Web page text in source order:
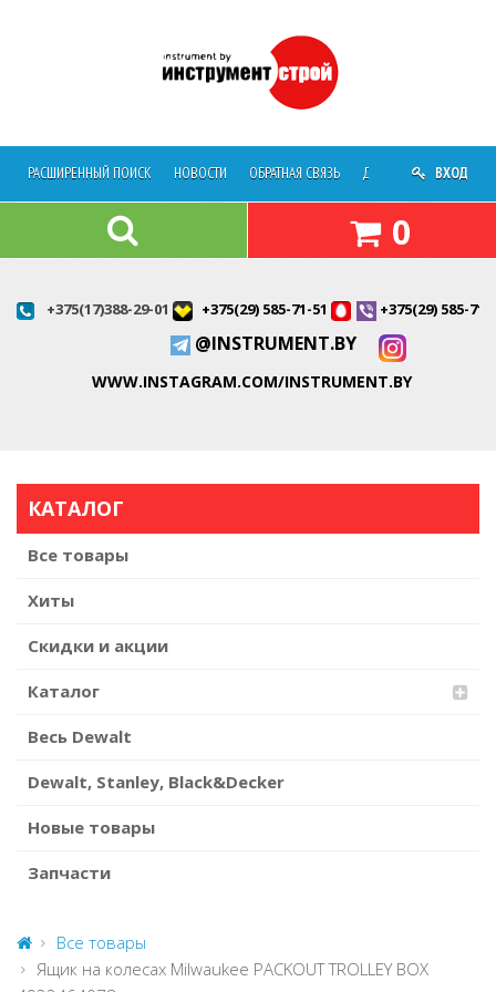
РАСШИРЕННЫЙ ПОИСК НОВОСТИ ОБРАТНАЯ СВЯЗЬ ДОСТАВКА О
ВХОД
0
+375(17)388-29-01 +375(29) 585-71-51 +375(29) 585-71-
@INSTRUMENT.BY
WWW.INSTAGRAM.COM/INSTRUMENT.BY
КАТАЛОГ
Все товары
Хиты
Скидки и акции
Каталог
Весь Dewalt
Dewalt, Stanley, Black&Decker
Новые товары
Запчасти
Все товары
Ящик на колесах Milwaukee PACKOUT TROLLEY BOX